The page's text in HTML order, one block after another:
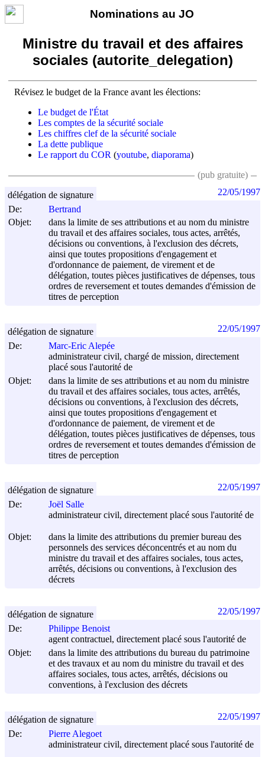
Nominations au JO
Ministre du travail et des affaires
sociales (autorite_delegation)
Révisez le budget de la France avant les élections:
Le budget de l'État
Les comptes de la sécurité sociale
Les chiffres clef de la sécurité sociale
La dette publique
Le rapport du COR (youtube, diaporama)
(pub gratuite)
De:
Bertrand
Objet:
dans la limite de ses attributions et au nom du ministre
du travail et des affaires sociales, tous actes, arrêtés,
décisions ou conventions, à l'exclusion des décrets,
ainsi que toutes propositions d'engagement et
d'ordonnance de paiement, de virement et de
délégation, toutes pièces justificatives de dépenses, tous
ordres de reversement et toutes demandes d'émission de
titres de perception
délégation de signature 22/05/1997
De:
Marc-Eric Alepée
administrateur civil, chargé de mission, directement
placé sous l'autorité de
Objet:
dans la limite de ses attributions et au nom du ministre
du travail et des affaires sociales, tous actes, arrêtés,
décisions ou conventions, à l'exclusion des décrets,
ainsi que toutes propositions d'engagement et
d'ordonnance de paiement, de virement et de
délégation, toutes pièces justificatives de dépenses, tous
ordres de reversement et toutes demandes d'émission de
titres de perception
délégation de signature 22/05/1997
De:
Joël Salle
administrateur civil, directement placé sous l'autorité de
Objet:
dans la limite des attributions du premier bureau des
personnels des services déconcentrés et au nom du
ministre du travail et des affaires sociales, tous actes,
arrêtés, décisions ou conventions, à l'exclusion des
décrets
délégation de signature 22/05/1997
De:
Philippe Benoist
agent contractuel, directement placé sous l'autorité de
Objet:
dans la limite des attributions du bureau du patrimoine
et des travaux et au nom du ministre du travail et des
affaires sociales, tous actes, arrêtés, décisions ou
conventions, à l'exclusion des décrets
délégation de signature 22/05/1997
De:
Pierre Alegoet
administrateur civil, directement placé sous l'autorité de
délégation de signature 22/05/1997